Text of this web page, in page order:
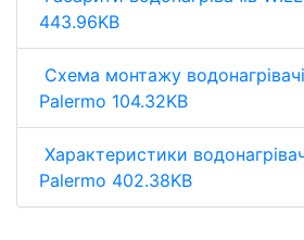
443.96KB
Схема монтажу
Palermo 104.32KB
Характеристики
Palermo 402.38KB